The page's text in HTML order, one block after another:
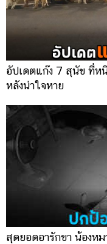
อัปเดตแก๊ง 7 สุนัข ที่หนี
หลังน่าใจหาย
สุดยอดอารักขา น้องห